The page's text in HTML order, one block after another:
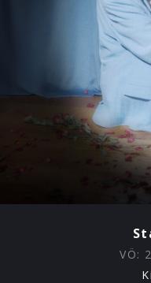
VÖ: